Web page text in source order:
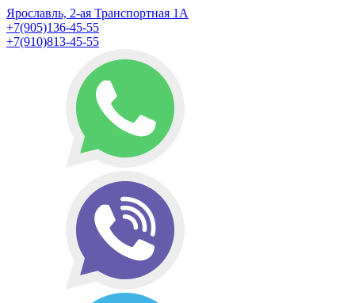
Ярославль, 2-ая Транспортная 1А
+7(905)136-45-55
+7(910)813-45-55